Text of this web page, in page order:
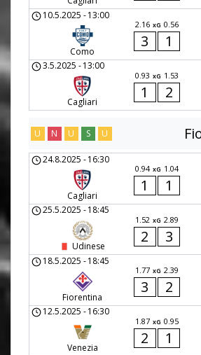
10.5.2025 -13:00
Como
2.16 xG 0.56
3 1
3.5.2025 -13:00
Cagliari
0.93 xG 1.53
1 2
U N U S U
24.8.2025 -16:30
Cagliari
0.94 xG 1.04
1 1
25.5.2025 -18:45
Udinese
1.52 xG 2.89
2 3
18.5.2025 -18:45
Fiorentina
1.77 xG 2.39
3 2
12.5.2025 -16:30
Venezia
1.87 xG 0.95
2 1